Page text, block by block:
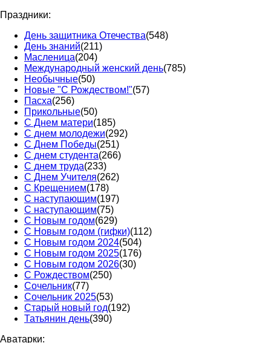
Праздники:
День защитника Отечества(548)
День знаний(211)
Масленица(204)
Международный женский день(785)
Необычные(50)
Новые "С Рождеством!"(57)
Пасха(256)
Прикольные(50)
С Днем матери(185)
С днем молодежи(292)
С Днем Победы(251)
С днем студента(266)
С днем труда(233)
С Днем Учителя(262)
С Крещением(178)
С наступающим(197)
С наступающим(75)
С Новым годом(629)
С Новым годом (гифки)(112)
С Новым годом 2024(504)
С Новым годом 2025(176)
С Новым годом 2026(30)
С Рождеством(250)
Сочельник(77)
Сочельник 2025(53)
Старый новый год(192)
Татьянин день(390)
Аватарки: